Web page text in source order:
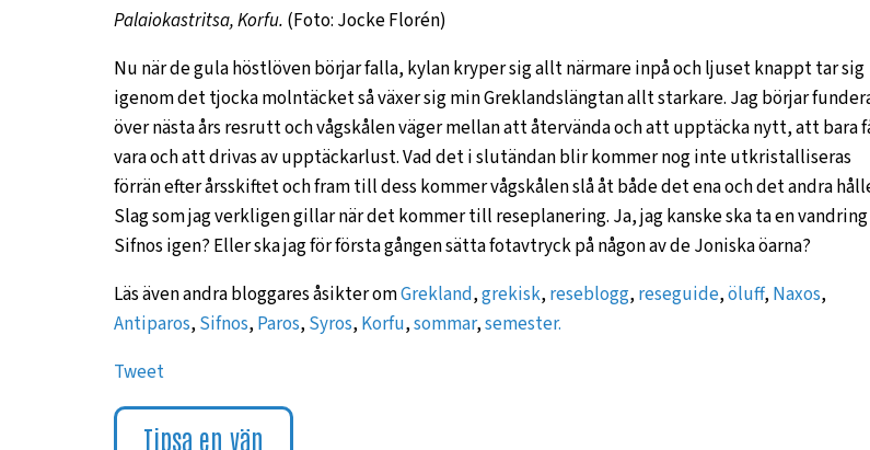
Palaiokastritsa, Korfu. (Foto: Jocke Florén)
Nu när de gula höstlöven börjar falla, kylan kryper sig allt närmare inpå och ljuset knappt tar sig
igenom det tjocka molntäcket så växer sig min Greklandslängtan allt starkare. Jag börjar
över nästa års resrutt och vågskålen väger mellan att återvända och att upptäcka nytt, att bara
vara och att drivas av upptäckarlust. Vad det i slutändan blir kommer nog inte utkristalliseras
förrän efter årsskiftet och fram till dess kommer vågskålen slå åt både det ena och det andra
Slag som jag verkligen gillar när det kommer till reseplanering. Ja, jag kanske ska ta en
Sifnos igen? Eller ska jag för första gången sätta fotavtryck på någon av de Joniska öarna?
Läs även andra bloggares åsikter omGrekland,grekisk, reseblogg, reseguide,öluff, Naxos,
Antiparos, Sifnos, Paros, Syros, Korfu,sommar,semester.
Tweet
Tipsa en vän